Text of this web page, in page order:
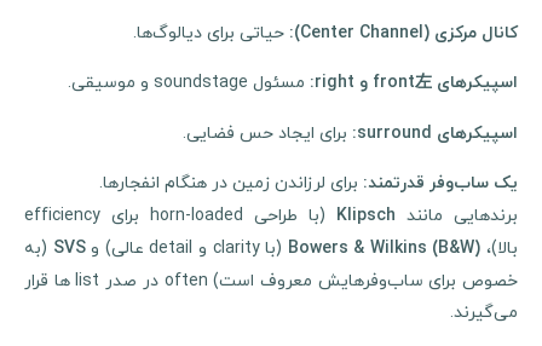
کانال مرکزی(Center Channel): حیاتی برای دیالوگ‌ها.
اسپیکرهایfront
左 وright: مسئول soundstage و موسیقی.
اسپیکرهایsurround: برای ایجاد حس فضایی.
یک ساب‌وفر قدرتمند:برای لرزاندن زمین در هنگام انفجارها.
برندهایی مانندKlipsch
(با طراحی horn-loaded برای efficiency
بالا)،Bowers & Wilkins (B&W)(با clarity و detail عالی) و SVS(به
خصوص برای ساب‌وفرهایش معروف است) often در صدر list ها قرار
می‌گیرند.